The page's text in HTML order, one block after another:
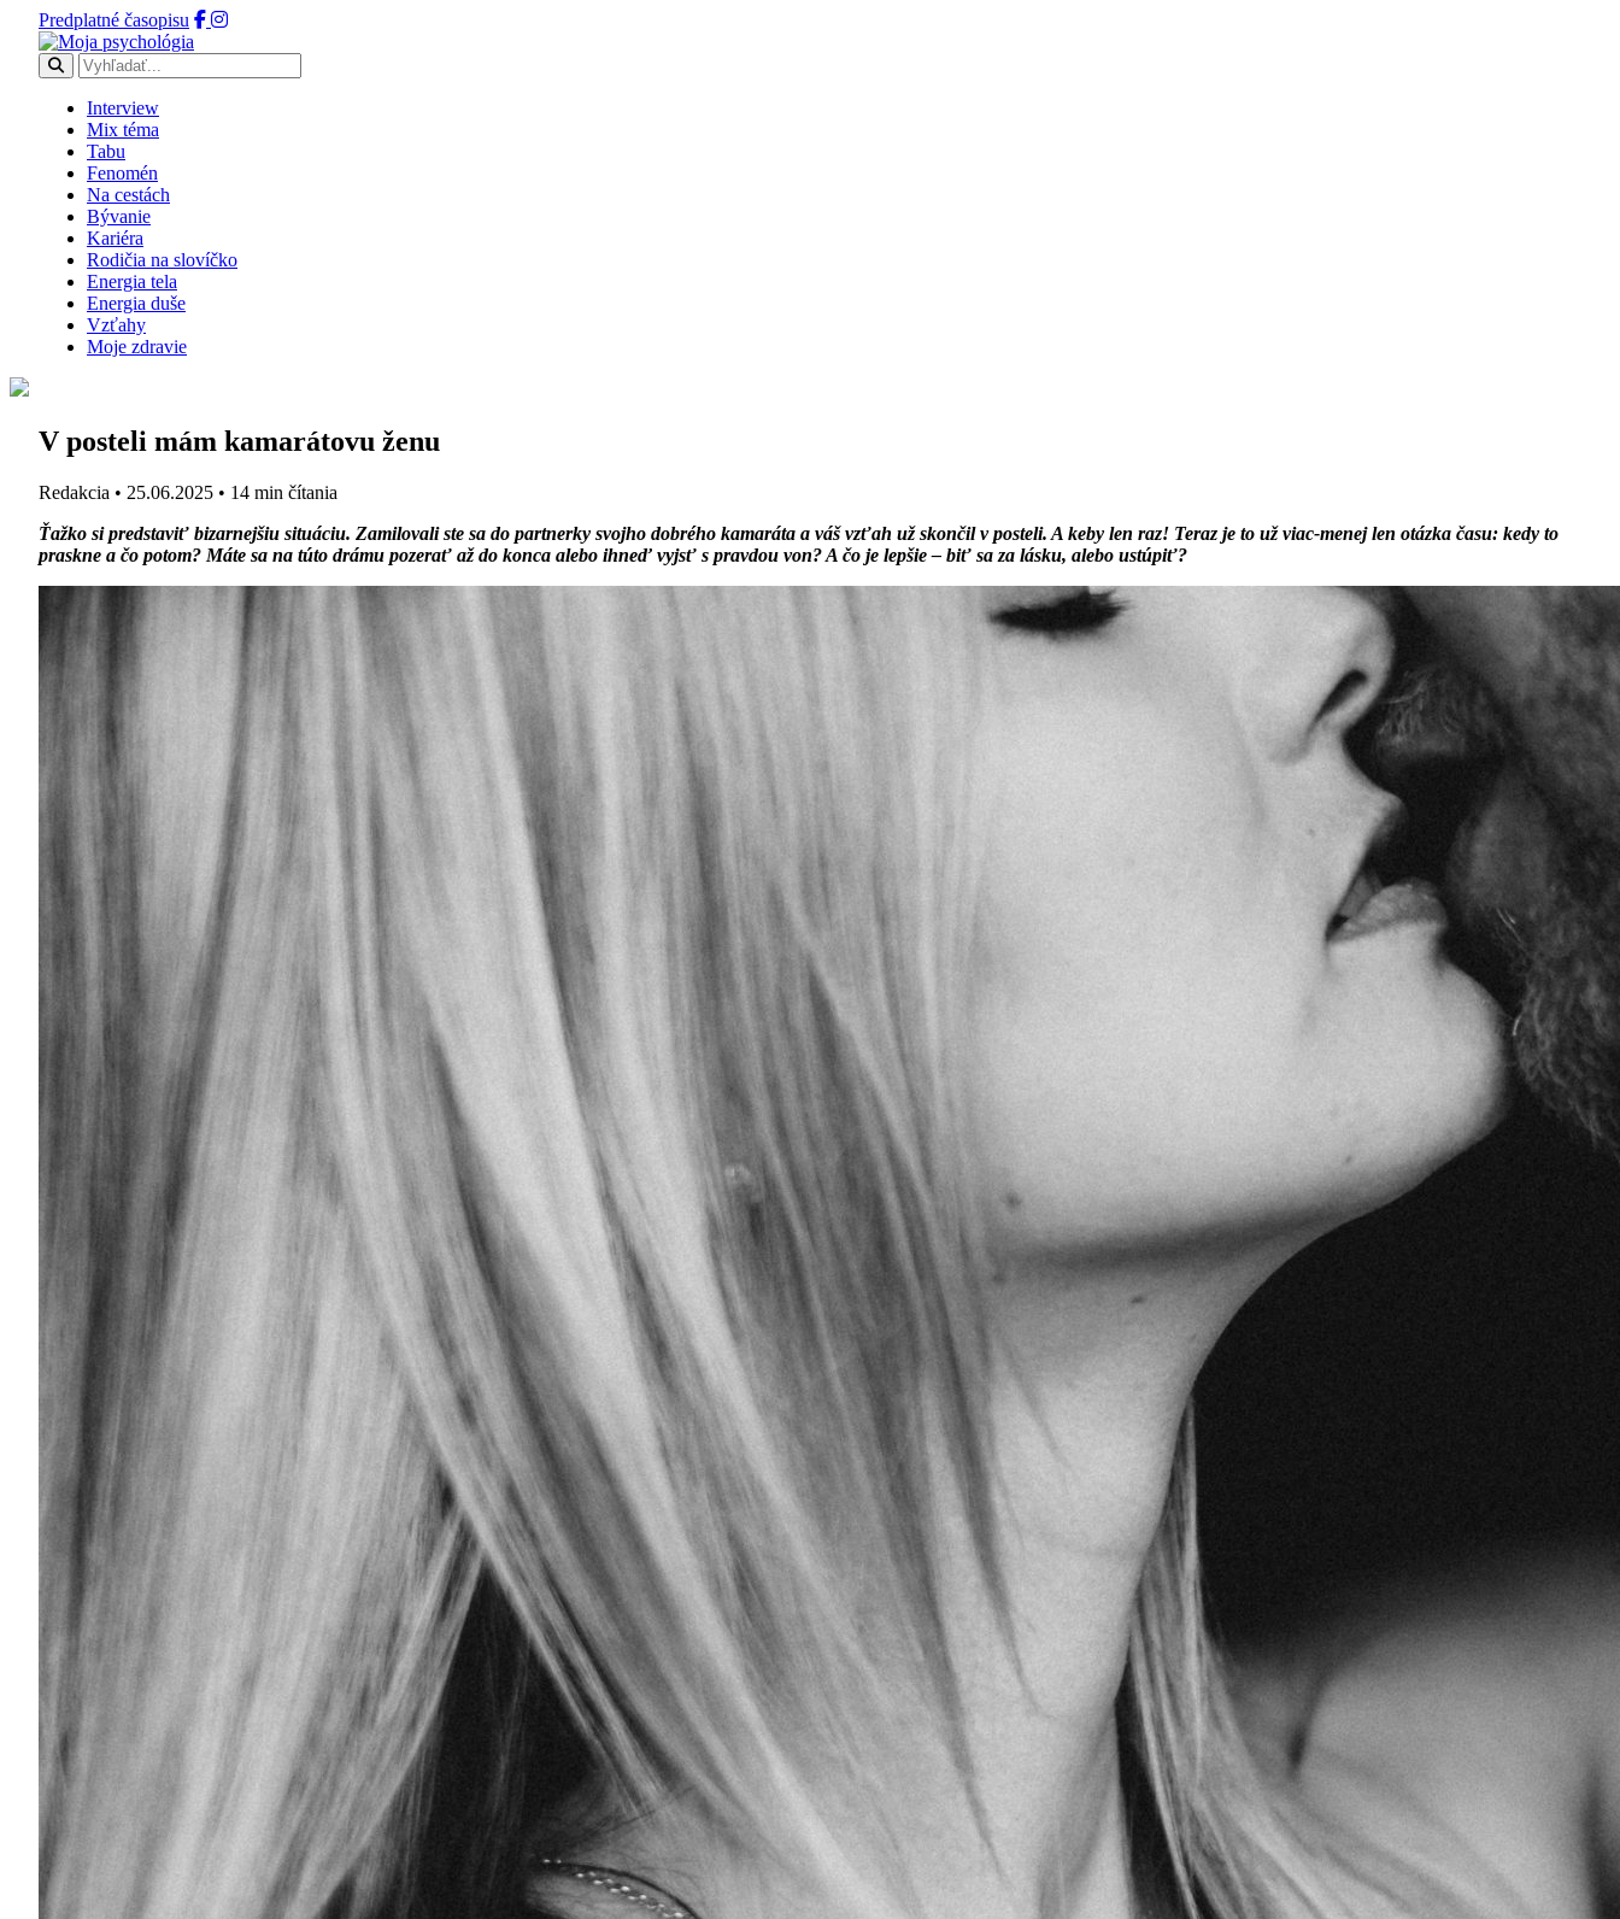
Predplatné časopisu
Interview
Mix téma
Tabu
Fenomén
Na cestách
Bývanie
Kariéra
Rodičia na slovíčko
Energia tela
Energia duše
Vzťahy
Moje zdravie
V posteli mám kamarátovu ženu
Redakcia • 25.06.2025 • 14 min čítania
Ťažko si predstaviť bizarnejšiu situáciu. Zamilovali ste sa do partnerky svojho dobrého kamaráta a váš vzťah už skončil v posteli. A keby len raz! Teraz je to už viac-menej len otázka času: kedy to
praskne a čo potom? Máte sa na túto drámu pozerať až do konca alebo ihneď vyjsť s pravdou von? A čo je lepšie – biť sa za lásku, alebo ustúpiť?